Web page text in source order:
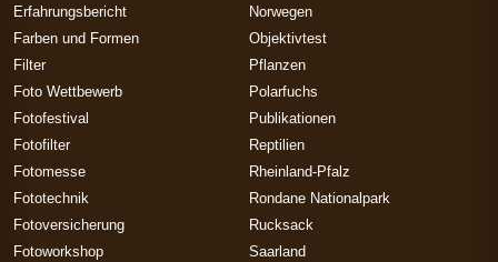
Erfahrungsbericht
Farben und Formen
Filter
Foto Wettbewerb
Fotofestival
Fotofilter
Fotomesse
Fototechnik
Fotoversicherung
Fotoworkshop
Norwegen
Objektivtest
Pflanzen
Polarfuchs
Publikationen
Reptilien
Rheinland-Pfalz
Rondane Nationalpark
Rucksack
Saarland